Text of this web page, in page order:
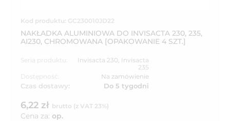
Kod produktu: GC230010JD22
NAKŁADKA ALUMINIOWA DO INVISACTA 230, 235,
AI230, CHROMOWANA [OPAKOWANIE 4 SZT.]
Seria produktu: Invisacta 230, Invisacta
235
Dostępność:
Na zamówienie
Czas dostawy: Do 5 tygodni
6,22 zł brutto (z VAT 23%)
Cena za: op.